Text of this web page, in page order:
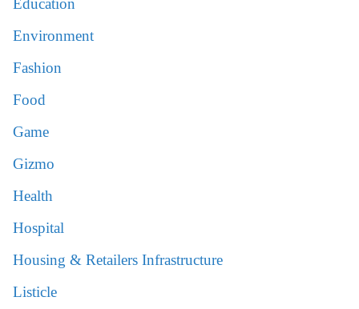
Education
Environment
Fashion
Food
Game
Gizmo
Health
Hospital
Housing & Retailers Infrastructure
Listicle